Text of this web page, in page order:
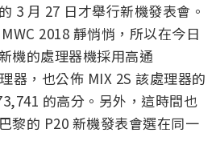
3 月 27 日才舉行新機發表會。
2018 靜悄悄，所以在今日
機的處理器機採用高通
器，也公佈 MIX 2S 該處理器的
的高分。另外，這時間也
黎的 P20 新機發表會選在同一